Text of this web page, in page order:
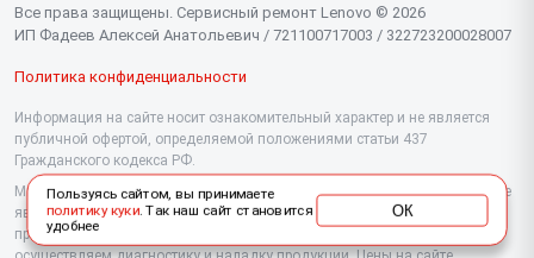
Все права защищены. Сервисный ремонт Lenovo © 2026
ИП Фадеев Алексей Анатольевич / 721100717003 / 322723200028007
Политика конфиденциальности
Информация на сайте носит ознакомительный характер и не является
публичной офертой, определяемой положениями статьи 437
Гражданского кодекса РФ.
Мы специализируемся на обслуживании и ремонте техники Lenovo, но не
являемся их официальным представителем. Предоставляем
профессиональные услуги после истечения гарантии, а также
Пользуясь сайтом, вы принимаете
политику куки. Так наш сайт становится
удобнее
ОК